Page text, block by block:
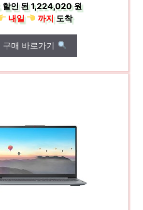
할인 된1,224,020 원
내일
까지도착
구매 바로가기